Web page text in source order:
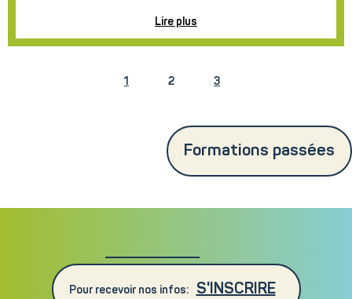
Lire plus
1 2 3
Formations passées
Pour recevoir nos infos: S'INSCRIRE